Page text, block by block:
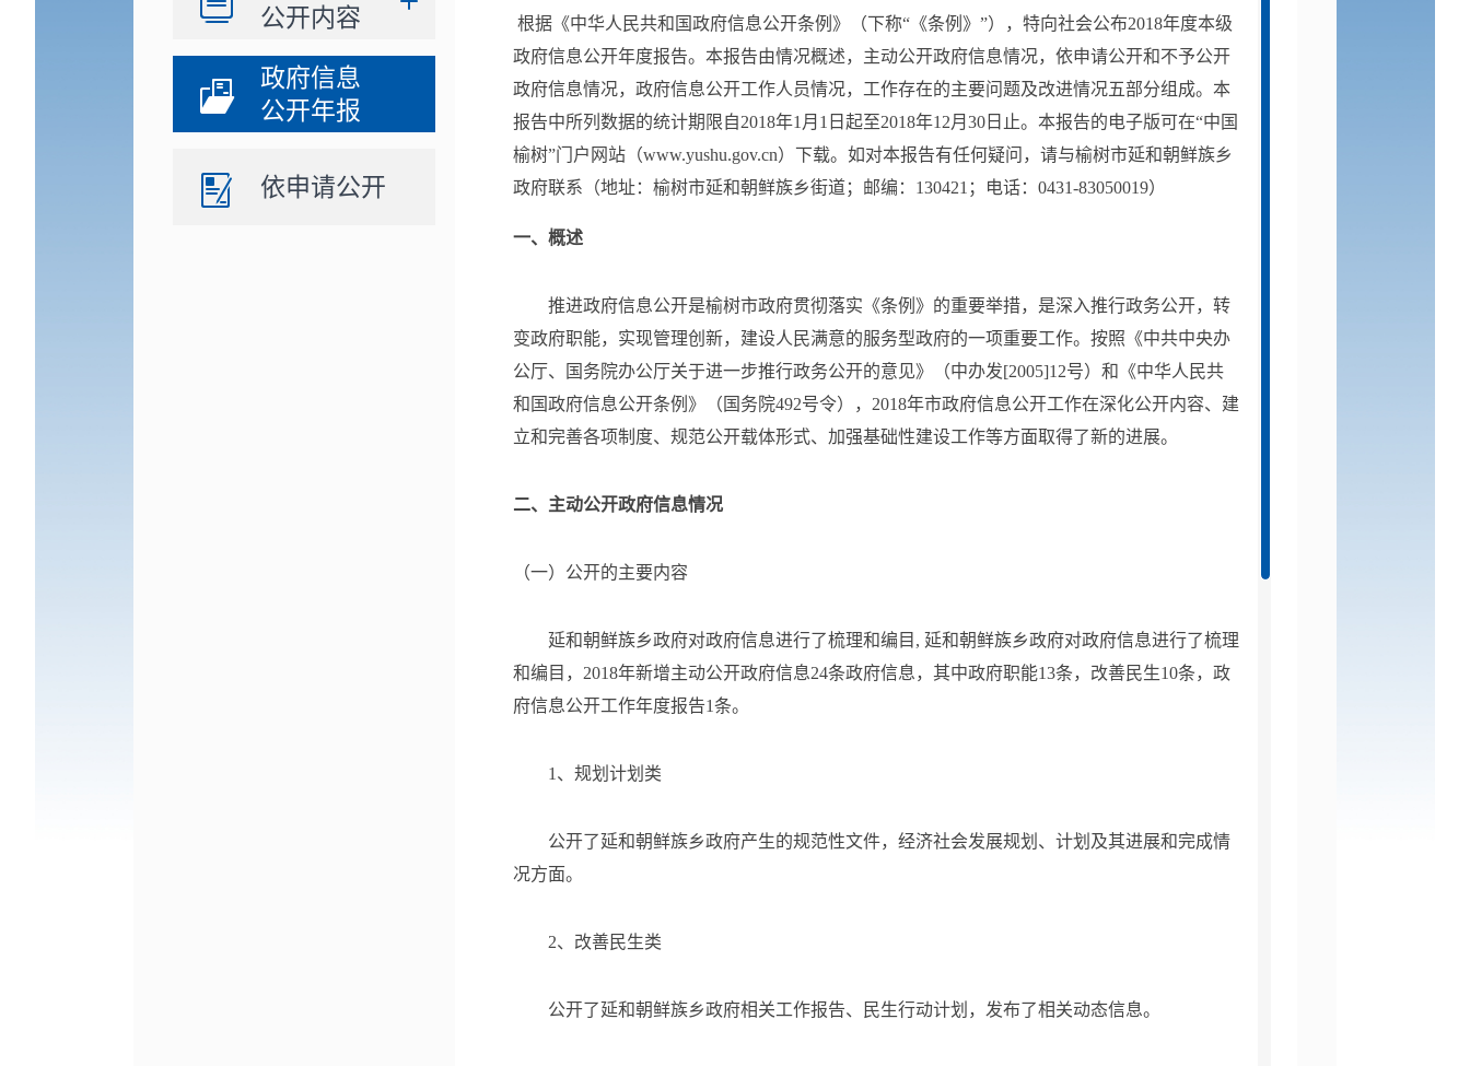
公开内容
政府信息
公开年报
依申请公开
根据《中华人民共和国政府信息公开条例》（下称“《条例》”），特向社会公布2018年度本级
政府信息公开年度报告。本报告由情况概述，主动公开政府信息情况，依申请公开和不予公开
政府信息情况，政府信息公开工作人员情况，工作存在的主要问题及改进情况五部分组成。本
报告中所列数据的统计期限自2018年1月1日起至2018年12月 30 日止。本报告的电子版可在“中国
榆树”门户网站（www.yushu.gov.cn）下载。如对本报告有任何疑问，请与榆树市延和朝鲜族乡
政府联系（地址：榆树市延和朝鲜族乡街道；邮编：130421；电话：0431-83050019）
一、概述
推进政府信息公开是榆树市政府贯彻落实《条例》的重要举措，是深入推行政务公开，转
变政府职能，实现管理创新，建设人民满意的服务型政府的一项重要工作。按照《中共中央办
公厅、国务院办公厅关于进一步推行政务公开的意见》（中办发[2005]12号）和《中华人民共
和国政府信息公开条例》（国务院492号令），2018年市政府信息公开工作在深化公开内容、建
立和完善各项制度、规范公开载体形式、加强基础性建设工作等方面取得了新的进展。
二、主动公开政府信息情况
（一）公开的主要内容
延和朝鲜族乡政府对政府信息进行了梳理和编目 , 延和朝鲜族乡政府对政府信息进行了梳理
和编目， 2018年新增主动公开政府信息24条政府信息，其中政府职能13条，改善民生10条，政
府信息公开工作年度报告1条。
1、规划计划类
公开了延和朝鲜族乡政府产生的规范性文件，经济社会发展规划、计划及其进展和完成情
况方面。
2、改善民生类
公开了延和朝鲜族乡政府相关工作报告、民生行动计划，发布了相关动态信息。